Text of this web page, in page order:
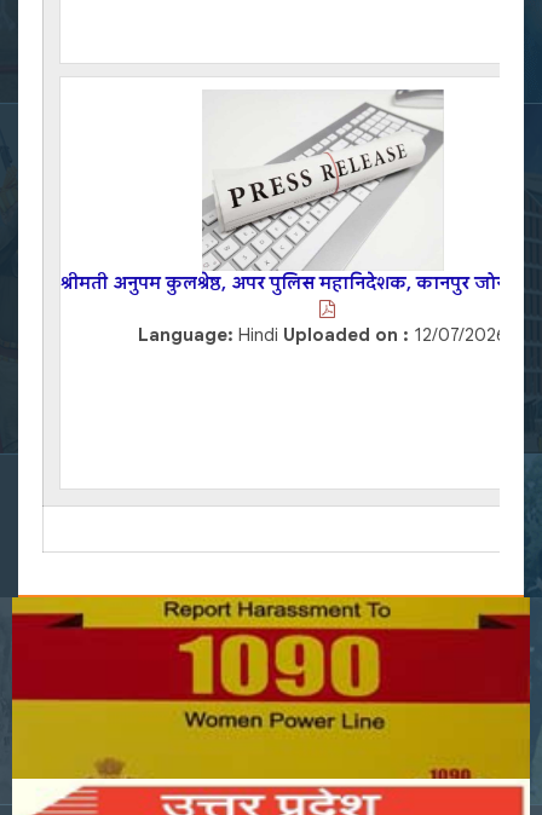
श्रीमती अनुपम कुलश्रेष्ठ, अपर पुलिस महानिदेशक, कानपुर जोन,
Language:Hindi Uploaded on : 12/07/2026